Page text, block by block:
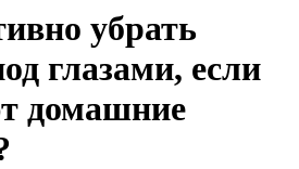
убрать
глазами, если
домашние